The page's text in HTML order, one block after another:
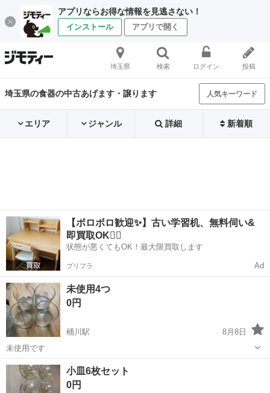
アプリならお得な情報を見逃さない！
インストール アプリで開く
埼玉県 検索 ログイン 投稿
埼玉県の食器の中古あげます・譲ります 人気キーワード
エリア ジャンル 詳細 新着順
【ボロボロ歓迎✨】古い学習机、無料伺い&
即買取OK🙆‍♀️
状態が悪くてもOK！最大限買取します
プリフラ Ad
未使用4つ
0円
桶川駅
8月8日
未使用です
埼玉 桶川市 桶川駅 食器
小皿6枚セット
0円